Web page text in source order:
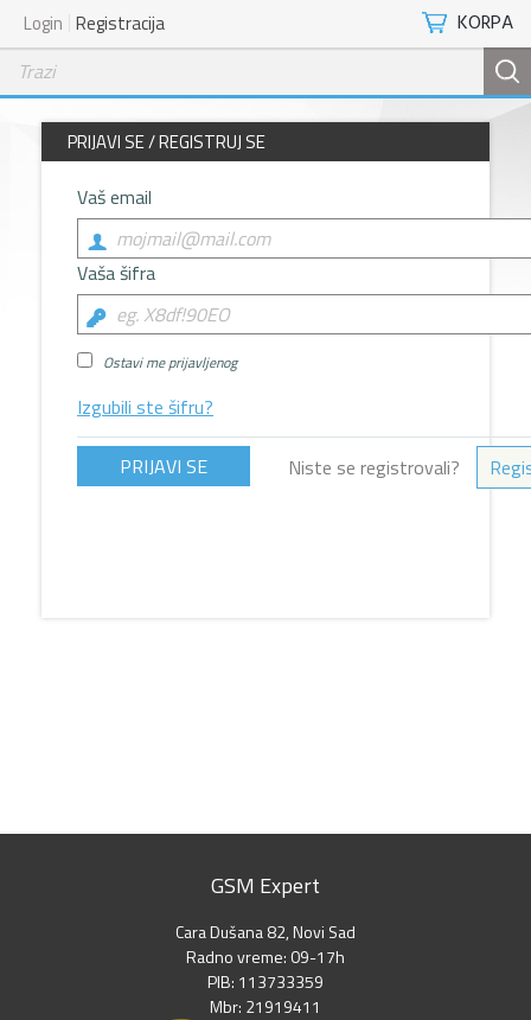
KORPA
Login Registracija
PRIJAVI SE / REGISTRUJ SE
Vaš email
Vaša šifra
Ostavi me prijavljenog
Izgubili ste šifru?
Niste se registrovali?
GSM Expert
Cara Dušana 82, Novi Sad
Radno vreme: 09-17h
PIB: 113733359
Mbr: 21919411